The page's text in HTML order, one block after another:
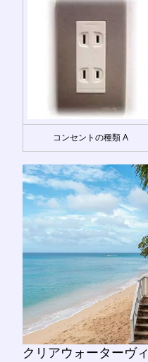
コンセントの種類 A
クリアウォーターヴ